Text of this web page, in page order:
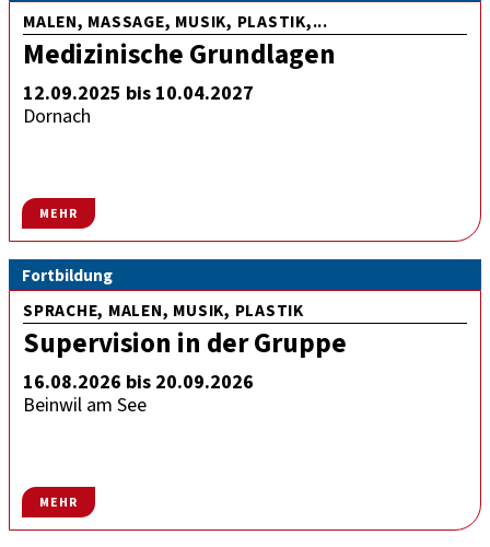
MALEN, MASSAGE, MUSIK, PLASTIK,...
Medizinische Grundlagen
12.09.2025 bis 10.04.2027
Dornach
MEHR
Fortbildung
SPRACHE, MALEN, MUSIK, PLASTIK
Supervision in der Gruppe
16.08.2026 bis 20.09.2026
Beinwil am See
MEHR